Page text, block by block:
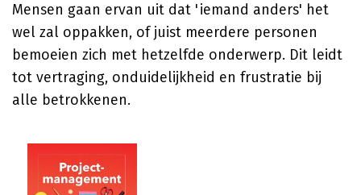
Mensen gaan ervan uit dat 'iemand anders' het
wel zal oppakken, of juist meerdere personen
bemoeien zich met hetzelfde onderwerp. Dit leidt
tot vertraging, onduidelijkheid en frustratie bij
alle betrokkenen.